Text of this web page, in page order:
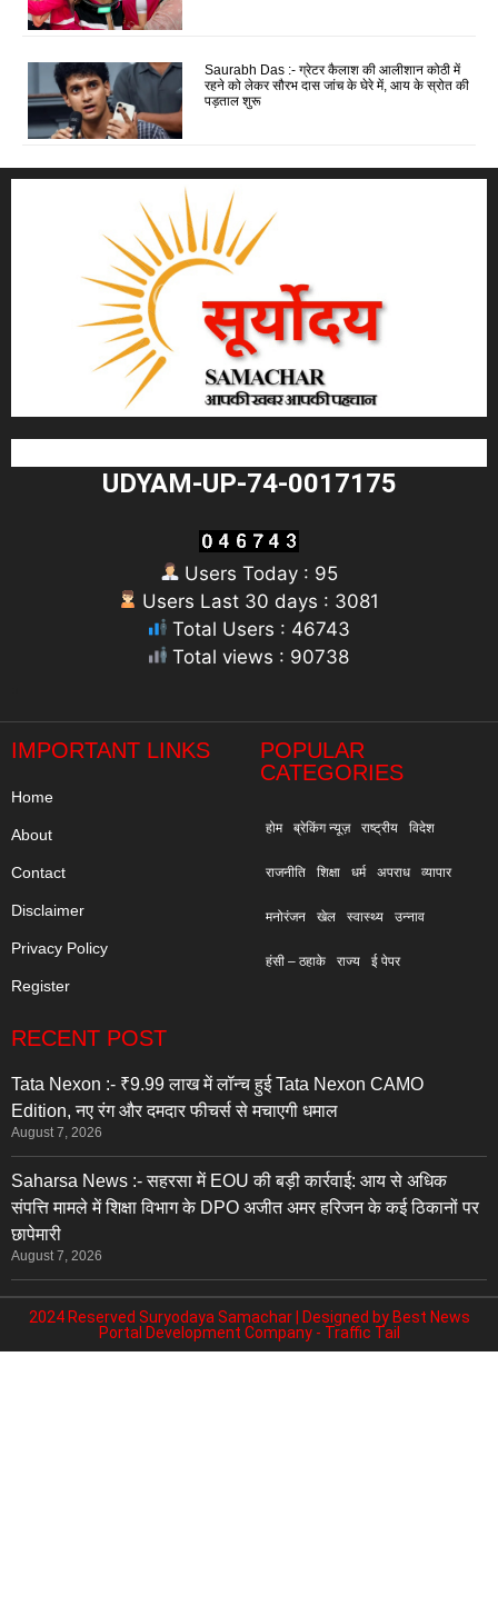
Saurabh Das :- ग्रेटर कैलाश की आलीशान कोठी में
रहने को लेकर सौरभ दास जांच के घेरे में, आय के स्रोत की
पड़ताल शुरू
UDYAM-UP-74-0017175
Users Today : 95
Users Last 30 days : 3081
Total Users : 46743
Total views : 90738
IMPORTANT LINKS
Home
About
Contact
Disclaimer
Privacy Policy
Register
POPULAR
CATEGORIES
होम ब्रेकिंग न्यूज़ राष्ट्रीय विदेश
राजनीति शिक्षा धर्म अपराध व्यापार
मनोरंजन खेल स्वास्थ्य उन्नाव
हंसी – ठहाके राज्य ई पेपर
RECENT POST
Tata Nexon :- ₹9.99 लाख में लॉन्च हुई Tata Nexon CAMO
Edition, नए रंग और दमदार फीचर्स से मचाएगी धमाल
August 7, 2026
Saharsa News :- सहरसा में EOU की बड़ी कार्रवाई: आय से अधिक
संपत्ति मामले में शिक्षा विभाग के DPO अजीत अमर हरिजन के कई ठिकानों पर
छापेमारी
August 7, 2026
2024 Reserved Suryodaya Samachar | Designed by Best News
Portal Development Company- Traffic Tail